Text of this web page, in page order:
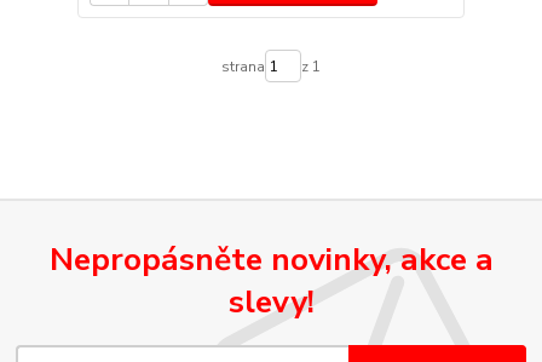
strana z 1
Nepropásněte novinky, akce a
slevy!